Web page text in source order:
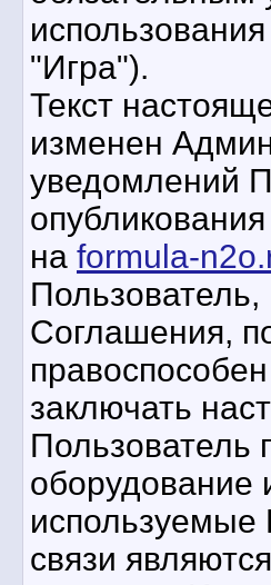
"Игра").
Текст
изменен
уведомлений
на formula-
Соглашения,
заключать
Пользователь
оборудование
используемые
связи